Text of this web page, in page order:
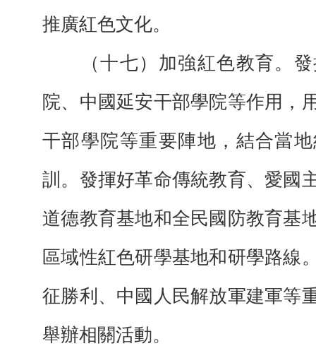
推廣紅色文化。
（十七）加強紅色教育。發
院、中國延安干部學院等作用，
干部學院等重要陣地，結合當
訓。發揮好革命傳統教育、愛國
道德教育基地和全民國防教育基
區域性紅色研學基地和研學路線
征勝利、中國人民解放軍建軍等
舉辦相關活動。